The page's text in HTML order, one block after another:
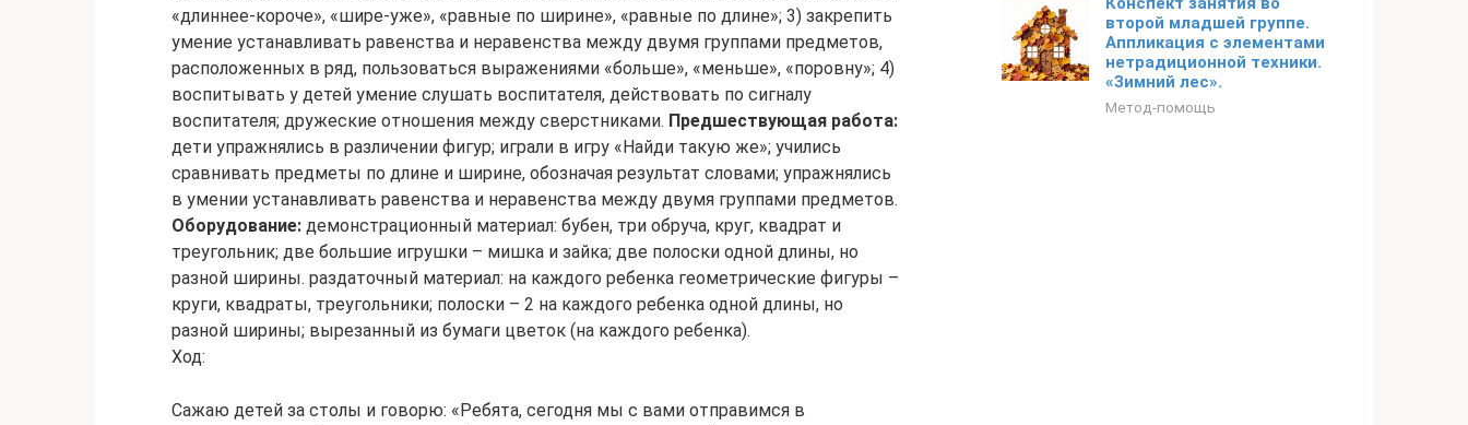
«длиннее-короче», «шире-уже», «равные по ширине», «равные по длине»; 3) закрепить
умение устанавливать равенства и неравенства между двумя группами предметов,
расположенных в ряд, пользоваться выражениями «больше», «меньше», «поровну»; 4)
воспитывать у детей умение слушать воспитателя, действовать по сигналу
воспитателя; дружеские отношения между сверстниками. Предшествующая работа:
дети упражнялись в различении фигур; играли в игру «Найди такую же»; учились
сравнивать предметы по длине и ширине, обозначая результат словами; упражнялись
в умении устанавливать равенства и неравенства между двумя группами предметов.
Оборудование: демонстрационный материал: бубен, три обруча, круг, квадрат и
треугольник; две большие игрушки – мишка и зайка; две полоски одной длины, но
разной ширины. раздаточный материал: на каждого ребенка геометрические фигуры –
круги, квадраты, треугольники; полоски – 2 на каждого ребенка одной длины, но
разной ширины; вырезанный из бумаги цветок (на каждого ребенка).
Ход:
Сажаю детей за столы и говорю: «Ребята, сегодня мы с вами отправимся в
второй младшей группе.
Аппликация с элементами
нетрадиционной техники.
«Зимний лес».
Метод-помощь